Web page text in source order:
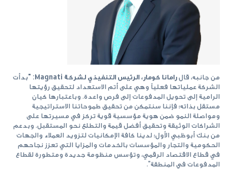
من جانبه، قالرامانا كومار، الرئيس التنفيذي لشركة Magnati
: "بدأت
الشركة عملياتها فعلياً وهي على أتم الاستعداد لتحقيق رؤيتها
الرامية إلى تحويل المدفوعات إلى فرص واعدة. وباعتبارها كيان
مستقل بذاته؛ فإننا سنتمكن من تحقيق طموحاتنا الاستراتيجية
ومواصلة النمو ضمن هوية مؤسسية قوية تركز في مسيرتها على
الشراكات الوثيقة وتحقيق أفضل قيمة والتطلع نحو المستقبل. وبدعم
من بنك أبوظبي الأول؛ لدينا كافة الإمكانيات لتزويد العملاء والجهات
الحكومية والتجار والمؤسسات بالخدمات والمزايا التي تعزز نجاحهم
في قطاع الاقتصاد الرقمي، وتؤسس منظومة جديدة ومتطورة لقطاع
المدفوعات في المنطقة".